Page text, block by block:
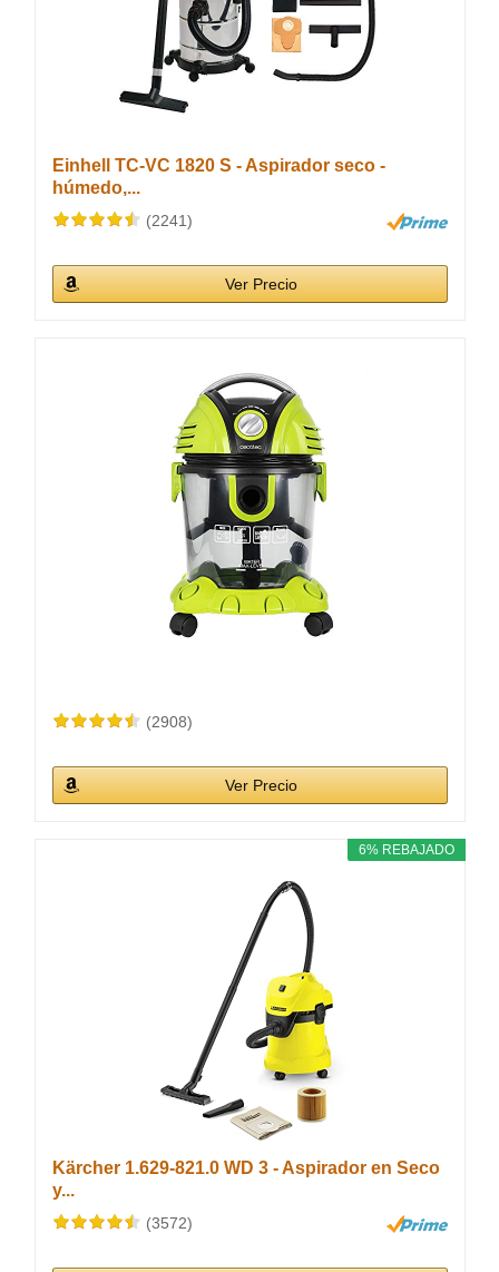
Einhell TC-VC 1820 S - Aspirador seco -
húmedo,...
(2241)
Ver Precio
(2908)
Ver Precio
6% REBAJADO
Kärcher 1.629-821.0 WD 3 - Aspirador en Seco
y...
(3572)